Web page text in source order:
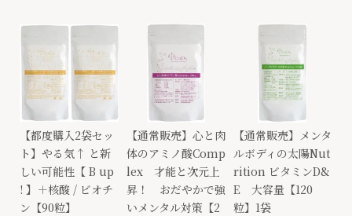
【都度購入2袋セッ
ト】やる気↑ と新
しい可能性【 B up
! 】＋核酸 / ビオチ
ン【90粒】
【通常販売】心と肉
体のアミノ酸Comp
lex 才能と次元上
昇！ おだやかで強
いメンタル対策【2
【通常販売】メンタ
ルボディの太陽Nut
rition ビタミンD&
E 大容量【120
粒】1袋